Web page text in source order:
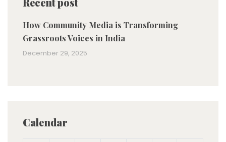
How Community Media is Transforming
Grassroots Voices in India
December 29, 2025
Calendar